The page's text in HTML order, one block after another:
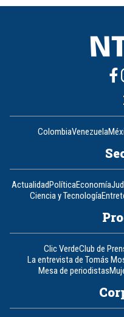
8
ColombiaVenezuela
ActualidadPolíticaEconomía
Ciencia y Tecnología
Clic VerdeClub de
La entrevista de Tomás
Mesa de periodistas